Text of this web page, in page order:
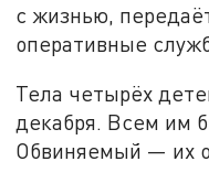
с жизнью,
оперативные
Тела четырёх
декабря. Всем им
Обвиняемый — их